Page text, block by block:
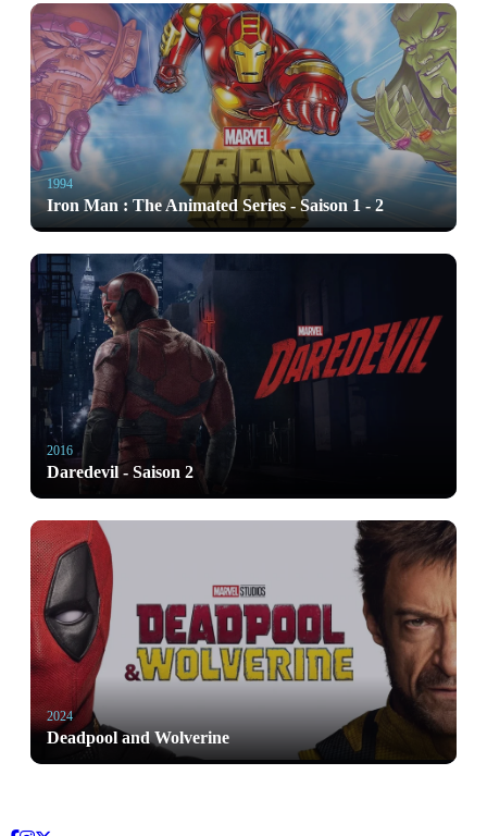
1994
Iron Man : The Animated Series - Saison 1 - 2
2016
Daredevil - Saison 2
2024
Deadpool and Wolverine